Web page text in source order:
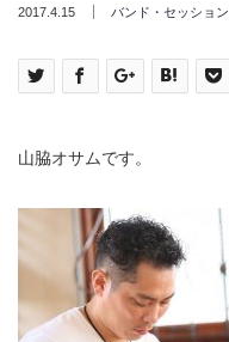
2017.4.15 バンド・セッション
山脇オサムです。